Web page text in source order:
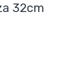
32cm